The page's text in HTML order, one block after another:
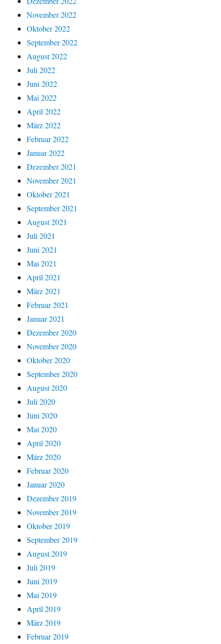
November 2022
Oktober 2022
September 2022
August 2022
Juli 2022
Juni 2022
Mai 2022
April 2022
März 2022
Februar 2022
Januar 2022
Dezember 2021
November 2021
Oktober 2021
September 2021
August 2021
Juli 2021
Juni 2021
Mai 2021
April 2021
März 2021
Februar 2021
Januar 2021
Dezember 2020
November 2020
Oktober 2020
September 2020
August 2020
Juli 2020
Juni 2020
Mai 2020
April 2020
März 2020
Februar 2020
Januar 2020
Dezember 2019
November 2019
Oktober 2019
September 2019
August 2019
Juli 2019
Juni 2019
Mai 2019
April 2019
März 2019
Februar 2019